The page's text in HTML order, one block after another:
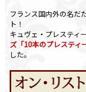
フランス国内外の名だ
ト！
キュヴェ・プレスティ
ズ「10本のプレスティ
した。